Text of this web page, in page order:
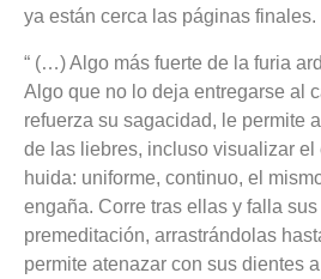
ya están cerca las páginas finales.
“ (…) Algo más fuerte de la furia
Algo que no lo deja entregarse al
refuerza su sagacidad, le permite
de las liebres, incluso visualizar el
huida: uniforme, continuo, el
engaña. Corre tras ellas y falla
premeditación, arrastrándolas
permite atenazar con sus dientes